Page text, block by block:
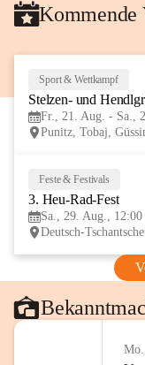
Kommende
Sport & Wettkampf
Stelzen- und
Fr., 21. Aug. - Sa.,
Punitz, Tobaj,
Feste & Festivals
3. Heu-Rad-Fest
Sa., 29. Aug., 12:00
Deutsch-